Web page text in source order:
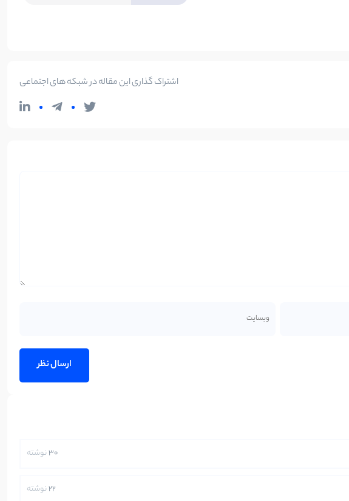
اشتراک گذاری این مقاله در شبکه های اجتماعی
30نوشته
22نوشته